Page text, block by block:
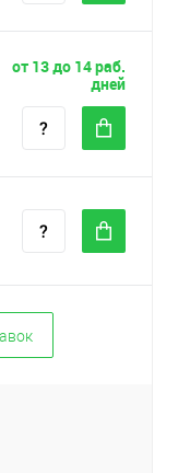
от 13 до 14 раб.
дней